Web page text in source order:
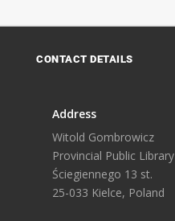
CONTACT DETAILS
Address
Witold Gombrowicz
Provincial Public Library
Ściegiennego 13 st.
25-033 Kielce, Poland